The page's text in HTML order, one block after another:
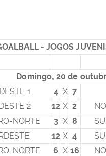
- JOGOS
Domingo, 20 de
1 4 X 7
2 12 X 2
NORTE 3 X 8
12 X 4
NORTE 6 X 16